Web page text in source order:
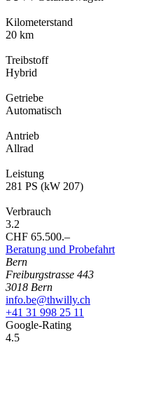
Kilometerstand
20 km
Treibstoff
Hybrid
Getriebe
Automatisch
Antrieb
Allrad
Leistung
281 PS (kW 207)
Verbrauch
3.2
CHF 65.500.–
Beratung und Probefahrt
Bern
Freiburgstrasse 443
3018 Bern
info.be@thwilly.ch
+41 31 998 25 11
Google-Rating
4.5